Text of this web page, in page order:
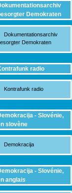
Demokraten
Dokumentationsarchiv
Demokraten
radio
Kontrafunk radio
- Slovénie,
slovène
Demokracija
- Slovénie,
anglais